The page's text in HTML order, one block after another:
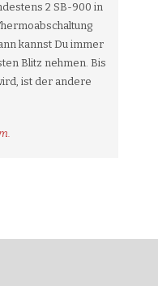
2 SB-900 in
kannst Du immer
Blitz nehmen. Bis
ist der andere